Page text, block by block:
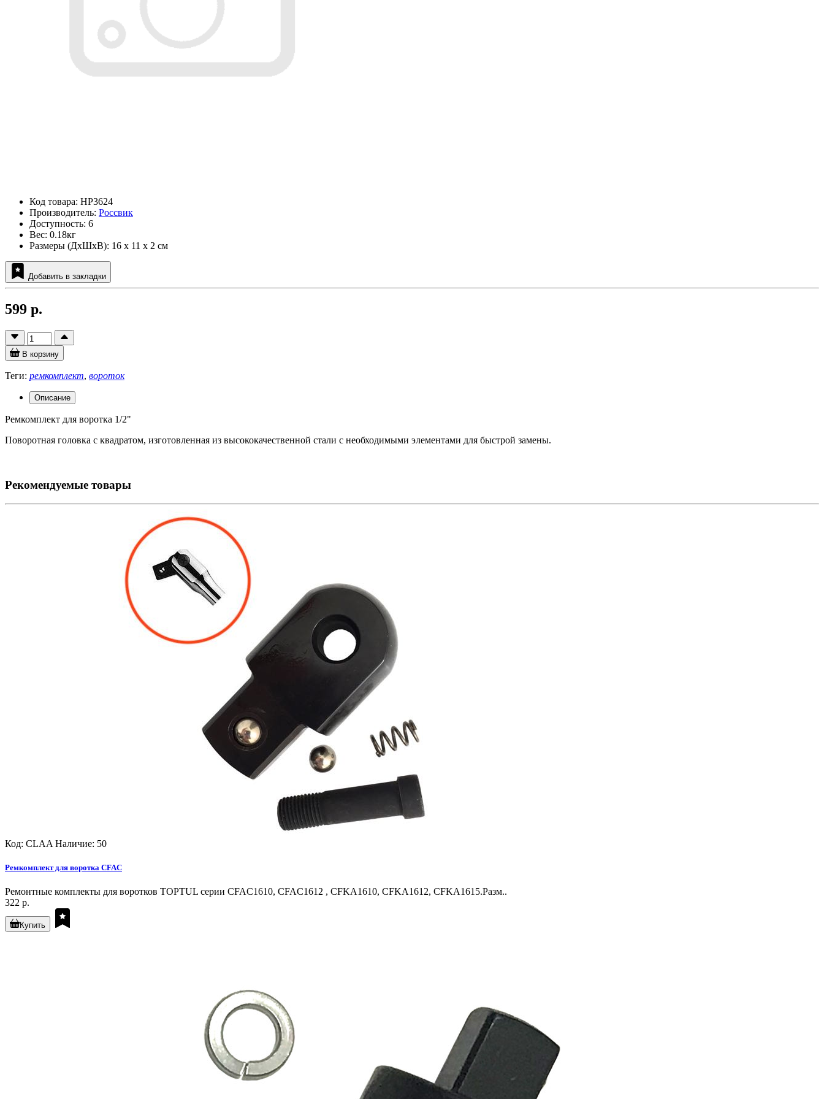
Код товара: HP3624
Производитель: Россвик
Доступность: 6
Вес: 0.18кг
Размеры (ДxШxВ): 16 x 11 x 2 см
Добавить в закладки
599 р.
В корзину
Теги: ремкомплект, вороток
Описание
Ремкомплект для воротка 1/2"
Поворотная головка с квадратом, изготовленная из высококачественной стали с необходимыми элементами для быстрой замены.
Рекомендуемые товары
Код: CLAA Наличие: 50
Ремкомплект для воротка CFAC
Ремонтные комплекты для воротков TOPTUL серии CFAC1610, CFAC1612 , CFKA1610, CFKA1612, CFKA1615.Разм..
322 р.
Купить